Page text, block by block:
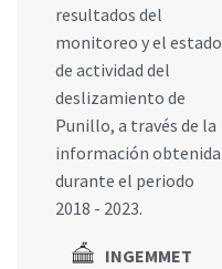
resultados del
monitoreo y el estado
de actividad del
deslizamiento de
Punillo, a través de la
información obtenida
durante el periodo
2018 - 2023.
INGEMMET